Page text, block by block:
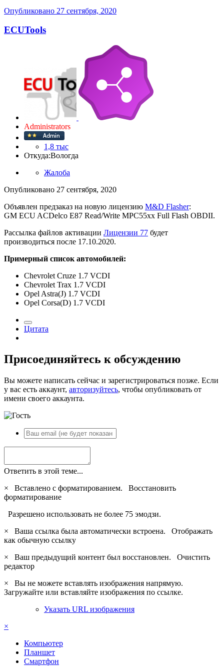
Опубликовано 27 сентября, 2020
ECUTools
Administrators
1,8 тыс
Откуда:Вологда
Жалоба
Опубликовано 27 сентября, 2020
Объявлен предзаказ на новую лицензию M&D Flasher:
GM ECU ACDelco E87 Read/Write MPC55xx Full Flash OBDII.
Рассылка файлов активации Лицензии 77 будет
производиться после 17.10.2020.
Примерный список автомобилей:
Chevrolet Cruze 1.7 VCDI
Chevrolet Trax 1.7 VCDI
Opel Astra(J) 1.7 VCDI
Opel Corsa(D) 1.7 VCDI
Цитата
Присоединяйтесь к обсуждению
Вы можете написать сейчас и зарегистрироваться позже. Если
у вас есть аккаунт, авторизуйтесь, чтобы опубликовать от
имени своего аккаунта.
Ответить в этой теме...
×
Вставлено с форматированием. Восстановить
форматирование
Разрешено использовать не более 75 эмодзи.
×
Ваша ссылка была автоматически встроена. Отображать
как обычную ссылку
×
Ваш предыдущий контент был восстановлен. Очистить
редактор
×
Вы не можете вставлять изображения напрямую.
Загружайте или вставляйте изображения по ссылке.
Указать URL изображения
×
Компьютер
Планшет
Смартфон